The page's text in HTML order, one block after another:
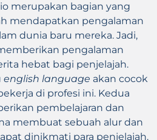
merupakan bagian yang
mendapatkan pengalaman
dunia baru mereka. Jadi,
pengalaman
hebat bagi penjelajah.
english language akan cocok
di profesi ini. Kedua
pembelajaran dan
membuat sebuah alur dan
dinikmati para penjelajah.